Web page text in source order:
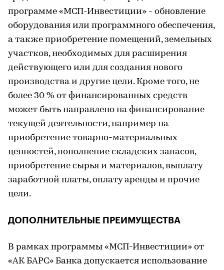
программе «МСП-Инвестиции» - обновление
оборудования или программного обеспечения,
а также приобретение помещений, земельных
участков, необходимых для расширения
действующего или для создания нового
производства и другие цели. Кроме того, не
более 30 % от финансированных средств
может быть направлено на финансирование
текущей деятельности, например на
приобретение товарно-материальных
ценностей, пополнение складских запасов,
приобретение сырья и материалов, выплату
заработной платы, оплату аренды и прочие
цели.
ДОПОЛНИТЕЛЬНЫЕ ПРЕИМУЩЕСТВА
В рамках программы «МСП-Инвестиции» от
«АК БАРС» Банка допускается использование